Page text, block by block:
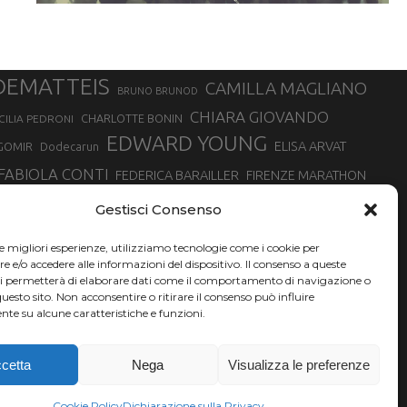
Gestisci Consenso
migliori esperienze, utilizziamo tecnologie come i cookie per
e/o accedere alle informazioni del dispositivo. Il consenso a queste
permetterà di elaborare dati come il comportamento di navigazione o
sito. Non acconsentire o ritirare il consenso può influire
su alcune caratteristiche e funzioni.
Nega Visualizza le preferenze
BRUNO BRUNOD CAMILLA MAGLIANO
PEDRONI CHARLOTTE BONIN CHIARA GIOVANDO
Dodecarun EDWARD YOUNG ELISA ARVAT
FABIOLA CONTI FEDERICA BARAILLER FIRENZE MARATHON
GIOVANNA EPIS GIULIANO CAVALLO
DI TORINO MARATONINA MARCELLA BELLETTI MARCO OLMO
MONVISO VERTICAL RACE NADIA BATTOCLETTI
BONALDI SILVIA RAMPAZZO
CHEVRIER YEMAN CRIPPA